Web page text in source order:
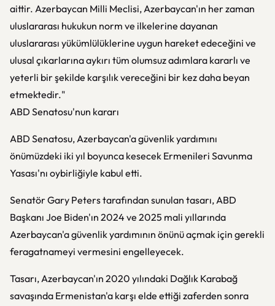
aittir. Azerbaycan Milli Meclisi, Azerbaycan'ın her zaman
uluslararası hukukun norm ve ilkelerine dayanan
uluslararası yükümlülüklerine uygun hareket edeceğini ve
ulusal çıkarlarına aykırı tüm olumsuz adımlara kararlı ve
yeterli bir şekilde karşılık vereceğini bir kez daha beyan
etmektedir."
ABD Senatosu'nun kararı
ABD Senatosu, Azerbaycan'a güvenlik yardımını
önümüzdeki iki yıl boyunca kesecek Ermenileri Savunma
Yasası'nı oybirliğiyle kabul etti.
Senatör Gary Peters tarafından sunulan tasarı, ABD
Başkanı Joe Biden'ın 2024 ve 2025 mali yıllarında
Azerbaycan'a güvenlik yardımının önünü açmak için gerekli
feragatnameyi vermesini engelleyecek.
Tasarı, Azerbaycan'ın 2020 yılındaki Dağlık Karabağ
savaşında Ermenistan'a karşı elde ettiği zaferden sonra